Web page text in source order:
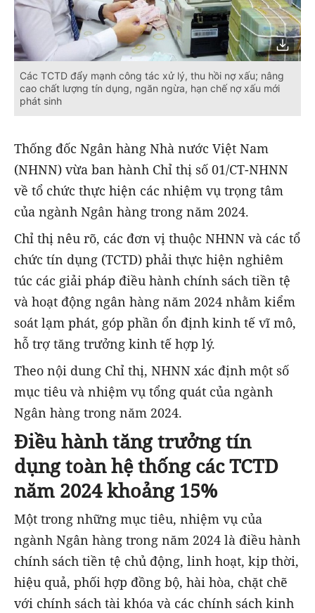
Các TCTD đẩy mạnh công tác xử lý, thu hồi nợ xấu; nâng
cao chất lượng tín dụng, ngăn ngừa, hạn chế nợ xấu mới
phát sinh
Thống đốc Ngân hàng Nhà nước Việt Nam
(NHNN) vừa ban hành Chỉ thị số 01/CT-NHNN
về tổ chức thực hiện các nhiệm vụ trọng tâm
của ngành Ngân hàng trong năm 2024.
Chỉ thị nêu rõ, các đơn vị thuộc NHNN và các tổ
chức tín dụng (TCTD) phải thực hiện nghiêm
túc các giải pháp điều hành chính sách tiền tệ
và hoạt động ngân hàng năm 2024 nhằm kiểm
soát lạm phát, góp phần ổn định kinh tế vĩ mô,
hỗ trợ tăng trưởng kinh tế hợp lý.
Theo nội dung Chỉ thị, NHNN xác định một số
mục tiêu và nhiệm vụ tổng quát của ngành
Ngân hàng trong năm 2024.
Điều hành tăng trưởng tín
dụng toàn hệ thống các TCTD
năm 2024 khoảng 15%
Một trong những mục tiêu, nhiệm vụ của
ngành Ngân hàng trong năm 2024 là điều hành
chính sách tiền tệ chủ động, linh hoạt, kịp thời,
hiệu quả, phối hợp đồng bộ, hài hòa, chặt chẽ
với chính sách tài khóa và các chính sách kinh